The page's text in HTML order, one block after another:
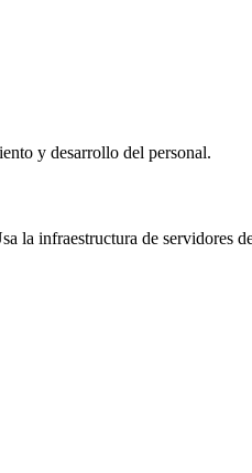
y desarrollo del personal.
la infraestructura de servidores